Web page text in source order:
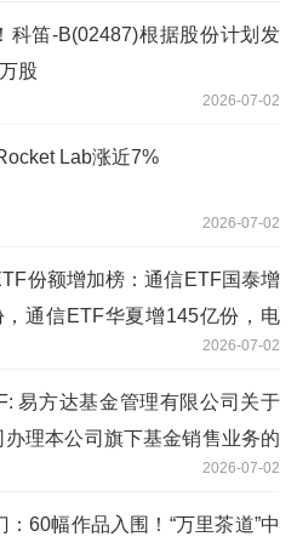
科笛-B(02487)根据股份计划发
股
2026-07-02
Lab涨近7%
2026-07-02
份额增加榜：通信ETF国泰增
，通信ETF华夏增145亿份，电
国泰份额增18倍（名单）_今
2026-07-02
易方达基金管理有限公司关于
理本公司旗下基金销售业务的
2026-07-02
：60幅作品入围！“万里茶道”中